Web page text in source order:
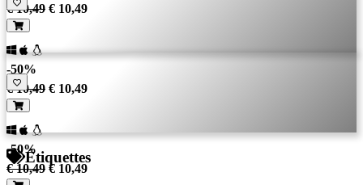
€ 10,49 € 10,49
-50%
€ 10,49 € 10,49
-50%
€ 10,49 € 10,49
Étiquettes